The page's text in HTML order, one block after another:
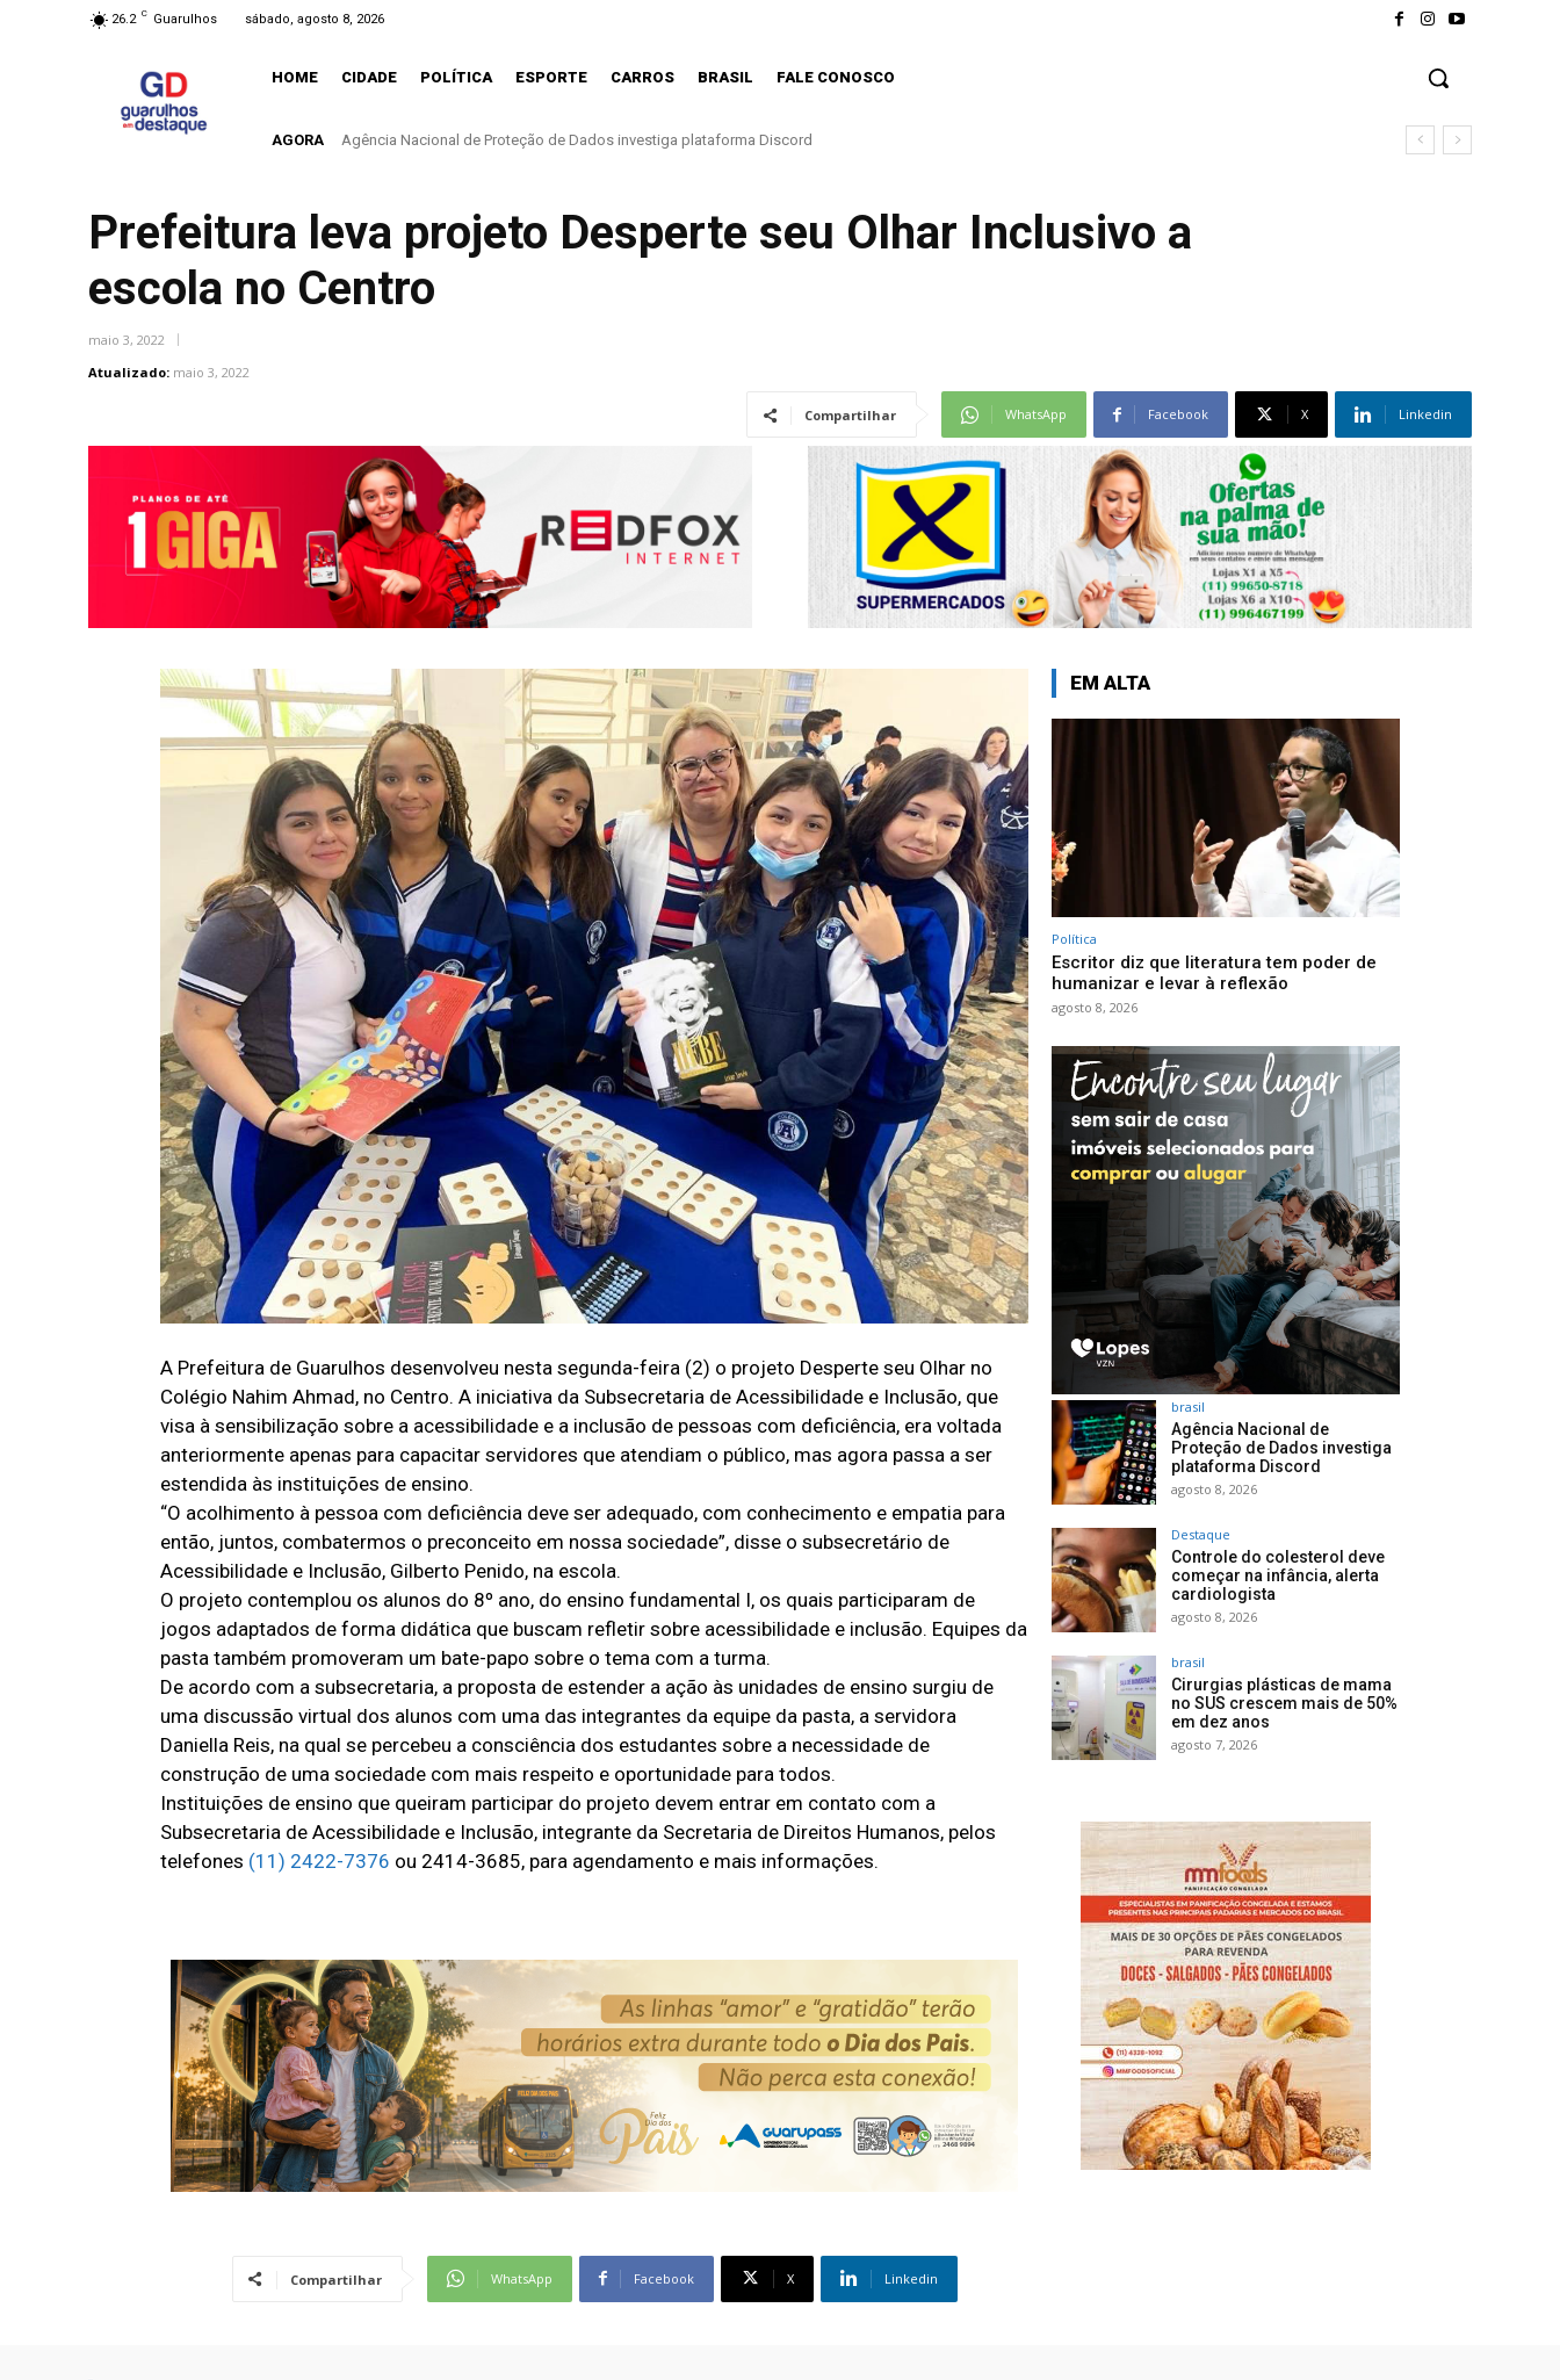
26.2 C Guarulhos sábado, agosto 8, 2026
HOME CIDADE POLÍTICA ESPORTE CARROS BRASIL FALE CONOSCO
AGORA Controle do colesterol deve começar na infância, alerta cardiologista
Prefeitura leva projeto Desperte seu Olhar Inclusivo a
escola no Centro
maio 3, 2022
Atualizado: maio 3, 2022
Compartilhar WhatsApp Facebook X Linkedin
A Prefeitura de Guarulhos desenvolveu nesta segunda-feira (2) o projeto Desperte seu Olhar no
Colégio Nahim Ahmad, no Centro. A iniciativa da Subsecretaria de Acessibilidade e Inclusão, que
visa à sensibilização sobre a acessibilidade e a inclusão de pessoas com deficiência, era voltada
anteriormente apenas para capacitar servidores que atendiam o público, mas agora passa a ser
estendida às instituições de ensino.
“O acolhimento à pessoa com deficiência deve ser adequado, com conhecimento e empatia para
então, juntos, combatermos o preconceito em nossa sociedade”, disse o subsecretário de
Acessibilidade e Inclusão, Gilberto Penido, na escola.
O projeto contemplou os alunos do 8º ano, do ensino fundamental I, os quais participaram de
jogos adaptados de forma didática que buscam refletir sobre acessibilidade e inclusão. Equipes da
pasta também promoveram um bate-papo sobre o tema com a turma.
De acordo com a subsecretaria, a proposta de estender a ação às unidades de ensino surgiu de
uma discussão virtual dos alunos com uma das integrantes da equipe da pasta, a servidora
Daniella Reis, na qual se percebeu a consciência dos estudantes sobre a necessidade de
construção de uma sociedade com mais respeito e oportunidade para todos.
Instituições de ensino que queiram participar do projeto devem entrar em contato com a
Subsecretaria de Acessibilidade e Inclusão, integrante da Secretaria de Direitos Humanos, pelos
telefones (11) 2422-7376 ou 2414-3685, para agendamento e mais informações.
Compartilhar WhatsApp Facebook X Linkedin
EM ALTA
Política
Escritor diz que literatura tem poder de
humanizar e levar à reflexão
agosto 8, 2026
brasil
Agência Nacional de
Proteção de Dados investiga
plataforma Discord
agosto 8, 2026
Destaque
Controle do colesterol deve
começar na infância, alerta
cardiologista
agosto 8, 2026
brasil
Cirurgias plásticas de mama
no SUS crescem mais de 50%
em dez anos
agosto 7, 2026